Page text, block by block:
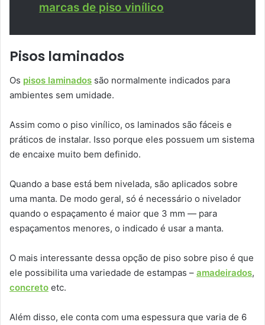
marcas de piso vinílico
Pisos laminados
Os pisos laminados são normalmente indicados para
ambientes sem umidade.
Assim como o piso vinílico, os laminados são fáceis e
práticos de instalar. Isso porque eles possuem um sistema
de encaixe muito bem definido.
Quando a base está bem nivelada, são aplicados sobre
uma manta. De modo geral, só é necessário o nivelador
quando o espaçamento é maior que 3 mm — para
espaçamentos menores, o indicado é usar a manta.
O mais interessante dessa opção de piso sobre piso é que
ele possibilita uma variedade de estampas – amadeirados,
concreto etc.
Além disso, ele conta com uma espessura que varia de 6